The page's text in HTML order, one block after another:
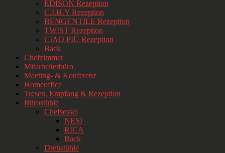
EDISON Rezeption
C.I.H.Y Rezeption
BENGENTILE Rezeption
TWIST Rezeption
CIAO PIÙ Rezeption
Back
Chefzimmer
Mitarbeiterbüro
Meeting- & Konferenz
Homeoffice
Tresen, Empfang & Rezeption
Bürostühle
Chefsessel
NESI
RICA
Back
Drehstühle